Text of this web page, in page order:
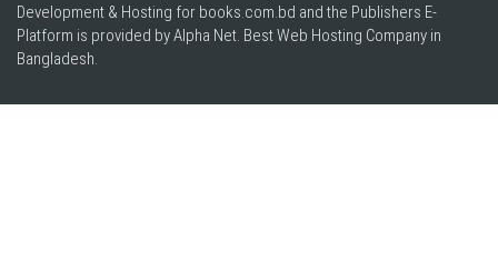
Development & Hosting for books.com.bd and the Publishers E-
Platform is provided by Alpha Net. BestWeb Hosting Company in
Bangladesh.